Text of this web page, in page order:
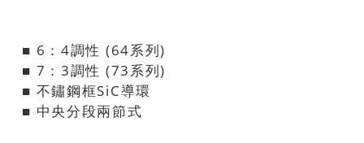
■ 6：4調性 (64系列)
■ 7：3調性 (73系列)
■ 不鏽鋼框SiC導環
■ 中央分段兩節式